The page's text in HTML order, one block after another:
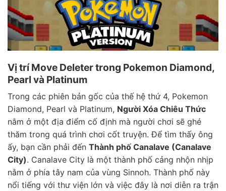
Vị trí Move Deleter trong Pokemon Diamond,
Pearl và Platinum
Trong các phiên bản gốc của thế hệ thứ 4, Pokemon
Diamond, Pearl và Platinum, Người Xóa Chiêu Thức
nằm ở một địa điểm cố định mà người chơi sẽ ghé
thăm trong quá trình chơi cốt truyện. Để tìm thấy ông
ấy, bạn cần phải đến Thành phố Canalave (Canalave
City). Canalave City là một thành phố cảng nhộn nhịp
nằm ở phía tây nam của vùng Sinnoh. Thành phố này
nổi tiếng với thư viện lớn và việc đây là nơi diễn ra trận